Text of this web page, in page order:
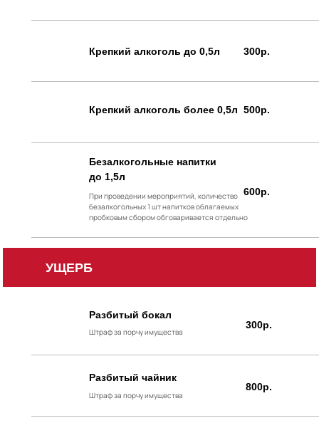
Крепкий алкоголь до 0,5л 300р.
При проведении мероприятий, количество
безалкогольных 1 шт напитков облагаемых
пробковым сбором обговаривается отдельно
Безалкогольные напитки
до 1,5л
600р.
500р.
Крепкий алкоголь более 0,5л
УЩЕРБ
Разбитый бокал
300р.
Штраф за порчу имущества
Штраф за порчу имущества
Разбитый чайник
800р.